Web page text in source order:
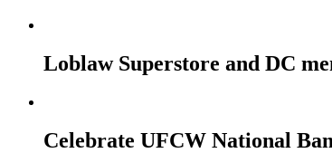
Loblaw Superstore and DC
Celebrate UFCW National